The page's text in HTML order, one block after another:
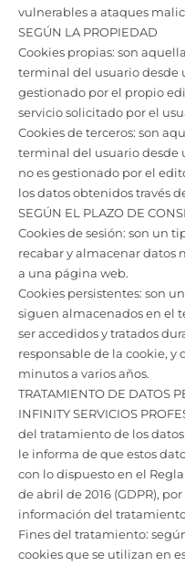
vulnerables a ataques
SEGÚN LA PROPIEDAD
Cookies propias: son
terminal del usuario desde
gestionado por el propio
servicio solicitado por el
Cookies de terceros: son
terminal del usuario
no es gestionado por el
los datos obtenidos través
SEGÚN EL PLAZO DE
Cookies de sesión: son un
recabar y almacenar datos
a una página web.
Cookies persistentes: son
siguen almacenados en el
ser accedidos y tratados
responsable de la cookie, y
minutos a varios años.
TRATAMIENTO DE DATOS
INFINITY SERVICIOS
del tratamiento de los
le informa de que estos
con lo dispuesto en el
de abril de 2016 (GDPR),
información del
Fines del tratamiento:
cookies que se utilizan en